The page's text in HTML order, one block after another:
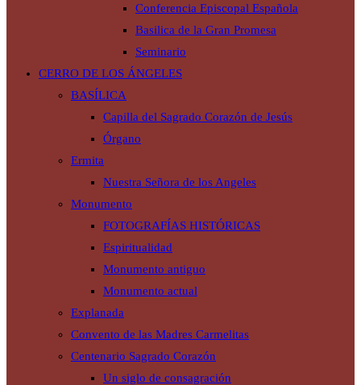
Conferencia Episcopal Española
Basilica de la Gran Promesa
Seminario
CERRO DE LOS ÁNGELES
BASÍLICA
Capilla del Sagrado Corazón de Jesús
Órgano
Ermita
Nuestra Señora de los Angeles
Monumento
FOTOGRAFÍAS HISTÓRICAS
Espiritualidad
Monumento antiguo
Monumento actual
Explanada
Convento de las Madres Carmelitas
Centenario Sagrado Corazón
Un siglo de consagración